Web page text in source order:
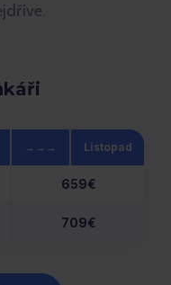
→→→ Listopad
659€
709€